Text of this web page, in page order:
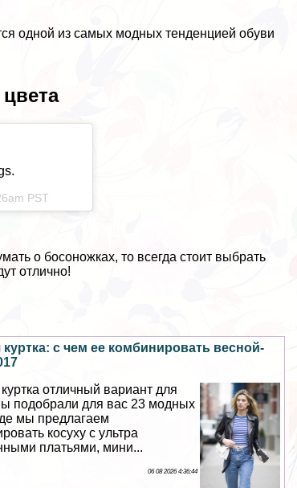
одной из самых модных тенденцией обуви
PST
о босоножках, то всегда стоит выбрать
отлично!
куртка: с чем ее комбинировать весной-
отличный вариант для
подобрали для вас 23 модных
мы предлагаем
косуху с ультра
платьями, мини...
06 08 2026 4:36:44